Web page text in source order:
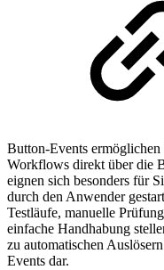
Button-Events ermöglichen
Workflows direkt über die
eignen sich besonders für
durch den Anwender
Testläufe, manuelle
einfache Handhabung
zu automatischen
Events dar.